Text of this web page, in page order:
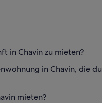
in Chavin zu mieten?
in Chavin, die
mieten?